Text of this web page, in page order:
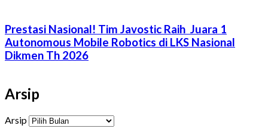
Prestasi Nasional! Tim Javostic Raih Juara 1
Autonomous Mobile Robotics di LKS Nasional
Dikmen Th 2026
Arsip
Arsip